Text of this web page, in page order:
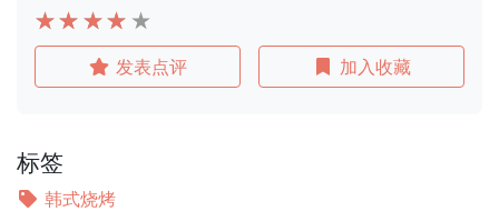
发表点评 加入收藏
标签
韩式烧烤